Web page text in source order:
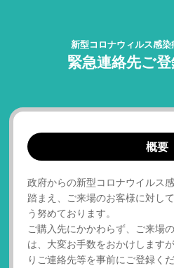
新型コロナウィルス感染
緊急連絡先ご
概要
政府からの新型コロナウイルス
踏まえ、ご来場のお客様に対し
う努めております。
ご購入先にかかわらず、ご来場
は、大変お手数をおかけします
りご連絡先等を事前にご登録く